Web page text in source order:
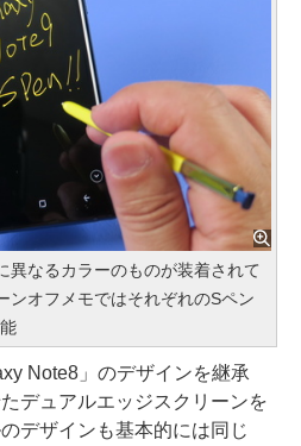
異なるカラーのものが装着されて
ンオフメモではそれぞれのSペン
Note8」のデザインを継承
デュアルエッジスクリーンを
デザインも基本的には同じ